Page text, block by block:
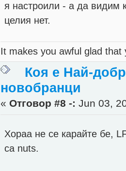
я настроили - а да видим
целия нет.
It makes you awful glad
Коя е Най-
новобранци
« Отговор #8 -: Jun 03,
Хораа не се карайте бе,
са nuts.